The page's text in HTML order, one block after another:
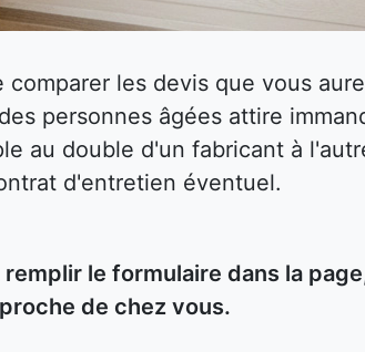
les devis que vous
personnes âgées attire
au double d'un fabricant à
d'entretien éventuel.
le formulaire dans la
de chez vous.